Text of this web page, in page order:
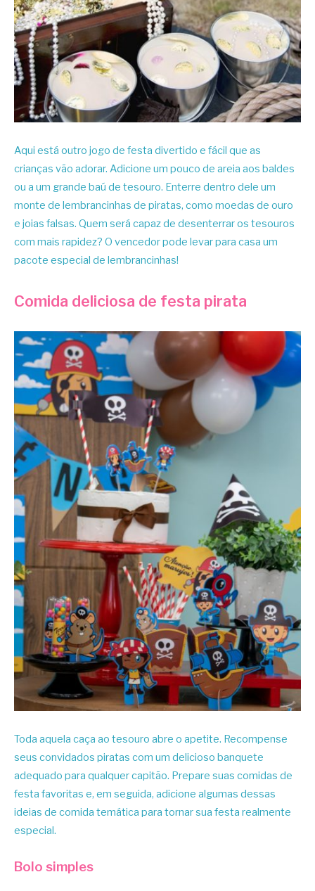
Aqui está outro jogo de festa divertido e fácil que as
crianças vão adorar. Adicione um pouco de areia aos baldes
ou a um grande baú de tesouro. Enterre dentro dele um
monte de lembrancinhas de piratas, como moedas de ouro
e joias falsas. Quem será capaz de desenterrar os tesouros
com mais rapidez? O vencedor pode levar para casa um
pacote especial de lembrancinhas!
Comida deliciosa de festa pirata
Toda aquela caça ao tesouro abre o apetite. Recompense
seus convidados piratas com um delicioso banquete
adequado para qualquer capitão. Prepare suas comidas de
festa favoritas e, em seguida, adicione algumas dessas
ideias de comida temática para tornar sua festa realmente
especial.
Bolo simples